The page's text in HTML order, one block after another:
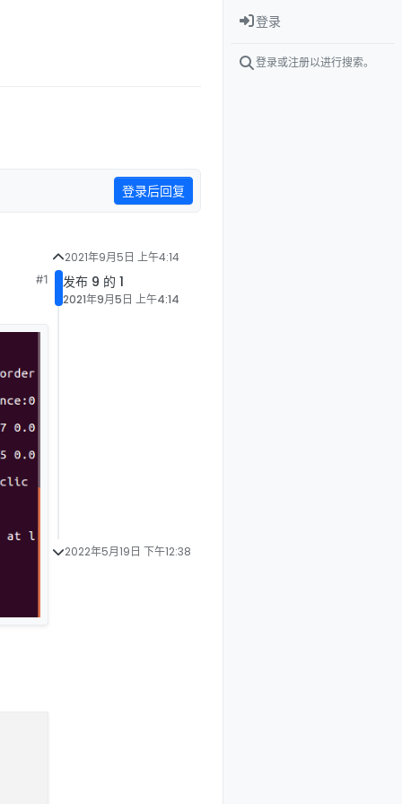
登录后回复
#1
2021年9月5日 上午4:14
发布 9 的 1
2021年9月5日 上午4:14
2022年5月19日 下午12:38
登录
登录或注册以进行搜索。